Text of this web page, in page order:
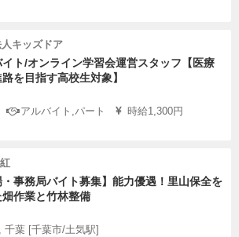
人キッズドア
イト/オンライン学習会運営スタッフ【医療
を目指す高校生対象】
アルバイト,パート
時給1,300円
・事務局バイト募集】能力優遇！里山保全を
作業と竹林整備
千葉 [千葉市/土気駅]